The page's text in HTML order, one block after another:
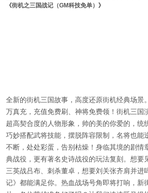
《街机之三国战记（GM科技免单）》
全新的街机三国故事，高度还原街机经典场景
万真充，充值免费刷、神将免费领！街机三国
超高契合度的人物形象，帅的美的你爱的，统
巧妙搭配武将技能，摆脱阵容限制，名将也能
不断，处处彩蛋，告别枯燥！身临其境的剧情
典战役，更有著名史诗战役的玩法复刻。想要
三英战吕布、刺杀董卓，想要刘关张齐肩并进
记》都能满足你。热血战场号角即将打响，新